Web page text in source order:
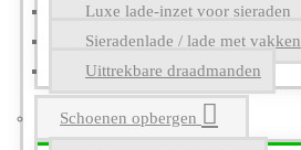
Luxe lade-inzet voor sieraden
Sieradenlade / lade met vakken
Uittrekbare draadmanden
Schoenen opbergen